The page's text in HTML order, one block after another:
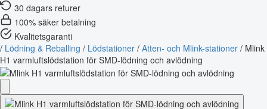
30 dagars returer
100% säker betalning
Kvalitetsgaranti
/ Lödning & Reballing / Lödstationer / Atten- och Mlink-stationer / Mlink
H1 varmluftslödstation för SMD-lödning och avlödning